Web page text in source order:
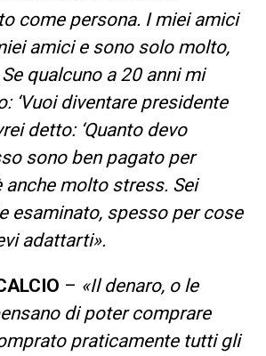
come persona. I miei amici
amici e sono solo molto,
qualcuno a 20 anni mi
‘Vuoi diventare presidente
detto: ‘Quanto devo
sono ben pagato per
anche molto stress. Sei
esaminato, spesso per cose
adattarti».
– «Il denaro, o le
di poter comprare
praticamente tutti gli